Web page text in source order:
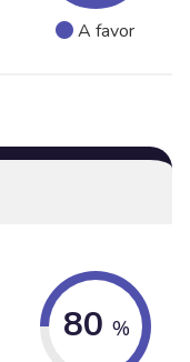
A favor
80 %